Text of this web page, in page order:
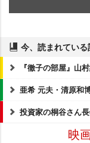
今、読まれている
『徹子の部屋』山
亜希 元夫・清原和
投資家の桐谷さん
映